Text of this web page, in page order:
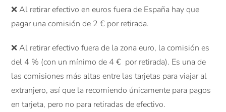
❌ Al retirar efectivo en euros fuera de España hay que
pagar una comisión de 2 € por retirada.
❌ Al retirar efectivo fuera de la zona euro, la comisión es
del 4 % (con un mínimo de 4 € por retirada). Es una de
las comisiones más altas entre las tarjetas para viajar al
extranjero, así que la recomiendo únicamente para pagos
en tarjeta, pero no para retiradas de efectivo.